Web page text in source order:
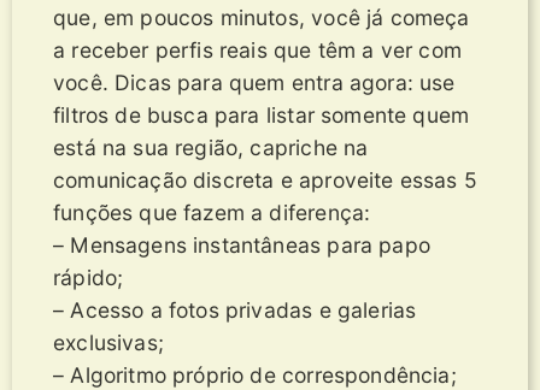
que, em poucos minutos, você já começa
a receber perfis reais que têm a ver com
você. Dicas para quem entra agora: use
filtros de busca para listar somente quem
está na sua região, capriche na
comunicação discreta e aproveite essas 5
funções que fazem a diferença:
– Mensagens instantâneas para papo
rápido;
– Acesso a fotos privadas e galerias
exclusivas;
– Algoritmo próprio de correspondência;